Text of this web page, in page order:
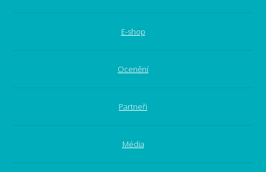
E-shop
Ocenění
Partneři
Média